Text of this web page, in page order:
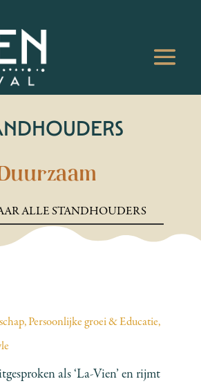
ALLE STANDHOUDERS
,Persoonlijke groei & Educatie,
als ‘La-Vien’ en rijmt